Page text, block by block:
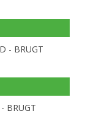
- BRUGT
BRUGT